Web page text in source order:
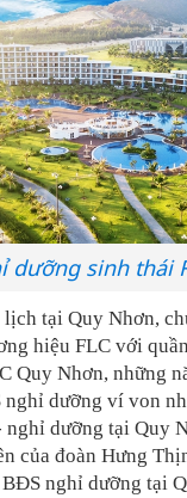
dưỡng sinh thái
lịch tại Quy Nhơn,
hiệu FLC với
Quy Nhơn, những
dưỡng ví von
nghỉ dưỡng tại Quy
của đoàn Hưng
nghỉ dưỡng tại